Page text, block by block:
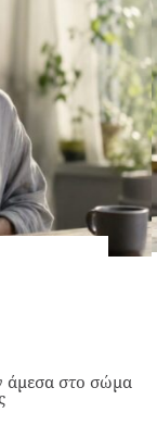
άμεσα στο σώμα